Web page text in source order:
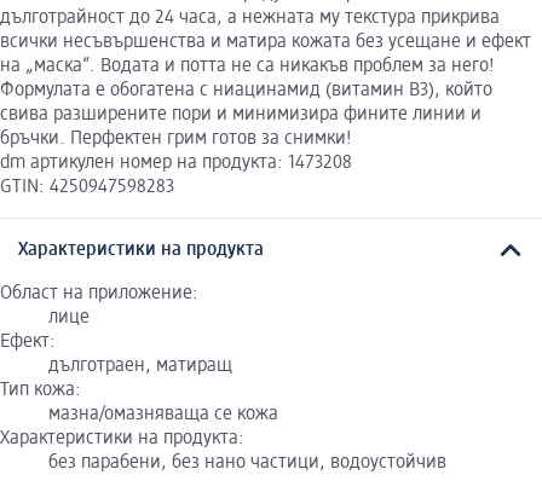
дълготрайност до 24 часа, а нежната му текстура прикрива
всички несъвършенства и матира кожата без усещане и ефект
на „маска“. Водата и потта не са никакъв проблем за него!
Формулата е обогатена с ниацинамид (витамин B3), който
свива разширените пори и минимизира фините линии и
бръчки. Перфектен грим готов за снимки!
dm артикулен номер на продукта: 1473208
GTIN: 4250947598283
Характеристики на продукта
Област на приложение:
лице
Ефект:
дълготраен, матиращ
Тип кожа:
мазна/омазняваща се кожа
Характеристики на продукта:
без парабени, без нано частици, водоустойчив